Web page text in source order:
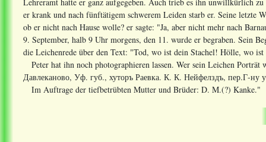
Lehreramt hatte er ganz aufgegeben. Auch trieb es ihn unwillkürlich
er krank und nach fünftätigem schwerem Leiden starb er. Seine letzte
ob er nicht nach Hause wolle? er sagte: "Ja, aber nicht mehr nach
9. September, halb 9 Uhr morgens, den 11. wurde er begraben. Sein
die Leichenrede über den Text: "Tod, wo ist dein Stachel! Hölle, wo ist
Peter hat ihn noch photographieren lassen. Wer sein Leichen Porträt
Давлеканово, Уф. губ., хуторъ Раевка. К. К. Нейфелздъ, пер.Г-ну
Im Auftrage der tiefbetrübten Mutter und Brüder: D. M.(?) Kanke."